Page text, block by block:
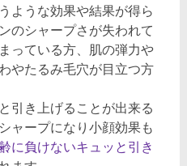
ような効果や結果が得ら
のシャープさが失われて
っている方、肌の弾力や
やたるみ毛穴が目立つ方
引き上げることが出来る
ャープになり小顔効果も
に負けないキュッと引き